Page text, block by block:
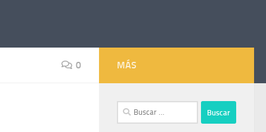
0 MÁS
Buscar: